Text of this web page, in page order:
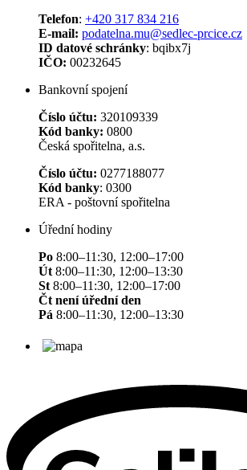
Telefon: +420 317 834 216
E-mail: podatelna.mu@sedlec-prcice.cz
ID datové schránky: bqibx7j
IČO: 00232645
Bankovní spojení
Číslo účtu: 320109339
Kód banky: 0800
Česká spořitelna, a.s.
Číslo účtu: 0277188077
Kód banky: 0300
ERA - poštovní spořitelna
Úřední hodiny
Po 8:00–11:30, 12:00–17:00
Út 8:00–11:30, 12:00–13:30
St 8:00–11:30, 12:00–17:00
Čt není úřední den
Pá 8:00–11:30, 12:00–13:30